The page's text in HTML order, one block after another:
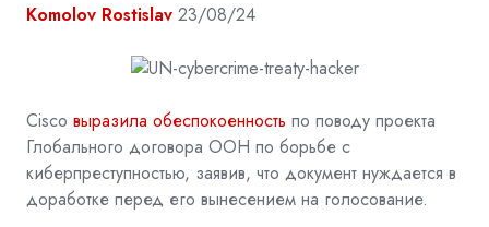
Komolov Rostislav 23/08/24
Cisco выразила обеспокоенность по поводу проекта
Глобального договора ООН по борьбе с
киберпреступностью, заявив, что документ нуждается в
доработке перед его вынесением на голосование.